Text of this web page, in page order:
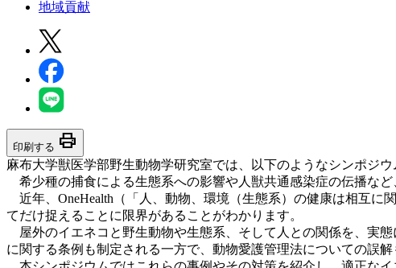
地域貢献
印刷する print
麻布大学獣医学部野生動物学研究室では、以下のようなシンポジ
希少種の捕食による生態系への影響や人獣共通感染症の伝播など
近年、OneHealth（「人、動物、環境（生態系）の健康は相互に
てだけ捉えることに限界があることがわかります。
屋外のイエネコと野生動物や生態系、そして人との関係を、実
に関する条例も制定される一方で、動物愛護管理法についての誤解